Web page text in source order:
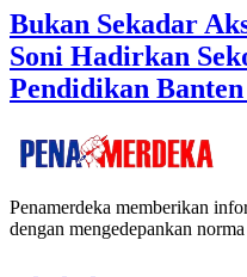
Bukan Sekadar
Soni Hadirkan
Pendidikan
Penamerdeka memberikan
dengan mengedepankan